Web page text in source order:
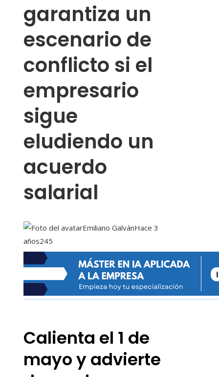
garantiza un
escenario de
conflicto si el
empresario
sigue
eludiendo un
acuerdo
salarial
Emiliano GalvánHace 3
años245
Calienta el 1 de
mayo y advierte